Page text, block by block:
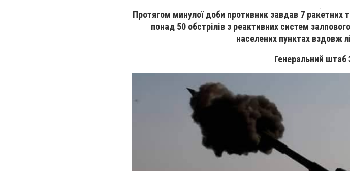
Протягом минулої доби противник завдав 7 ракетних
понад 50 обстрілів з реактивних систем
населених пунктах вздовж
Генеральний штаб